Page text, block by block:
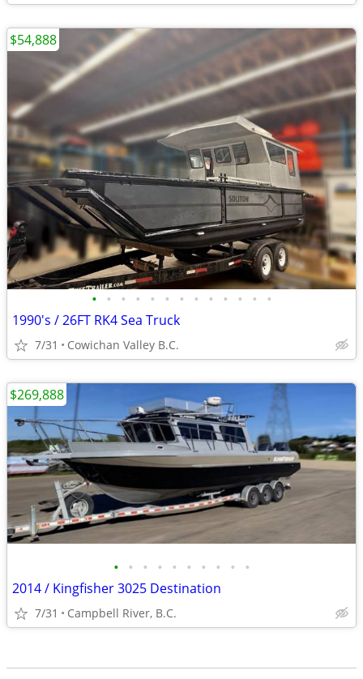
• • • • • • • • • • • • •
1990's / 26FT RK4 Sea Truck
7/31 Cowichan Valley B.C.
$54,888
• • • • • • • • • •
2014 / Kingfisher 3025 Destination
7/31 Campbell River, B.C.
$269,888